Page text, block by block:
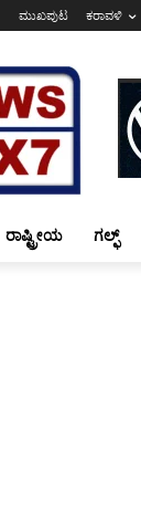
ಮುಖಪುಟ ಕರಾವಳಿ
ರಾಷ್ಟ್ರೀಯ ಗಲ್ಫ್